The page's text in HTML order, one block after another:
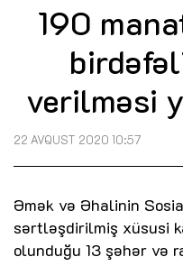
190
verilməsi
22 AVQUST 2020 10:57
Əmək və Əhalinin
sərtləşdirilmiş xüsusi
olunduğu 13 şəhər və